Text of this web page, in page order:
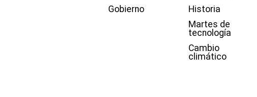
Gobierno
Historia
Martes de
tecnología
Cambio
climático